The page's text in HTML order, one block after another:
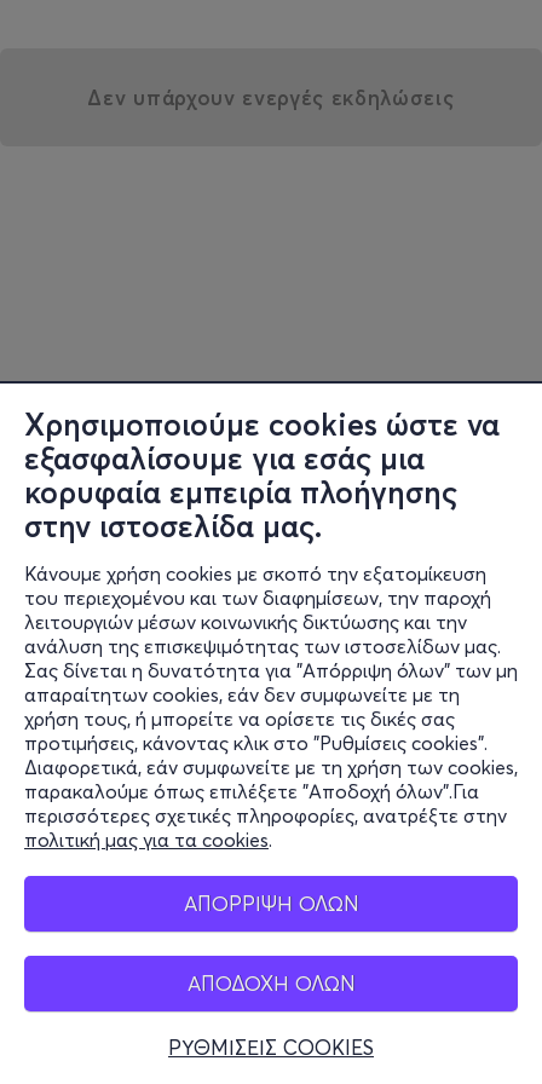
Χρησιμοποιούμε cookies ώστε να
εξασφαλίσουμε για εσάς μια
κορυφαία εμπειρία πλοήγησης
στην ιστοσελίδα μας.
Κάνουμε χρήση cookies με σκοπό την εξατομίκευση
του περιεχομένου και των διαφημίσεων, την παροχή
λειτουργιών μέσων κοινωνικής δικτύωσης και την
ανάλυση της επισκεψιμότητας των ιστοσελίδων μας.
Σας δίνεται η δυνατότητα για "Απόρριψη όλων" των μη
απαραίτητων cookies, εάν δεν συμφωνείτε με τη
χρήση τους, ή μπορείτε να ορίσετε τις δικές σας
προτιμήσεις, κάνοντας κλικ στο "Ρυθμίσεις cookies".
Διαφορετικά, εάν συμφωνείτε με τη χρήση των cookies,
παρακαλούμε όπως επιλέξετε "Αποδοχή όλων".Για
περισσότερες σχετικές πληροφορίες, ανατρέξτε στην
πολιτική μας για τα cookies.
ΑΠΟΡΡΙΨΗ ΟΛΩΝ
ΑΠΟΔΟΧΗ ΟΛΩΝ
ΡΥΘΜΙΣΕΙΣ COOKIES
Δεν υπάρχουν ενεργές εκδηλώσεις